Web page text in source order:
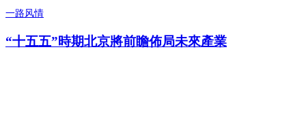
一路风情
“十五五”時期北京將前瞻佈局未來產業